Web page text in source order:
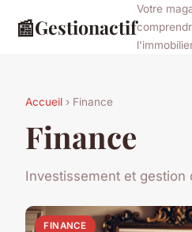
📰Gestionactif
Votre
Accueil › Finance
Finance
Investissement et gestion
FINANCE